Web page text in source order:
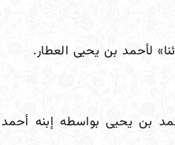
لأحمد بن یحیى العطار.
بن یحیى بواسطه إبنه أحمد